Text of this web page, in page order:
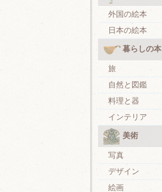
外国の絵本
日本の絵本
暮らしの本
旅
自然と図鑑
料理と器
インテリア
美術
写真
デザイン
絵画